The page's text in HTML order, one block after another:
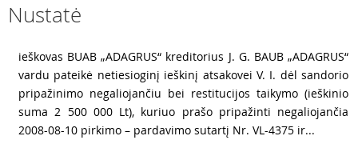
Nustatė
ieškovas BUAB „ADAGRUS“ kreditorius J. G. BAUB „ADAGRUS“
vardu pateikė netiesioginį ieškinį atsakovei V. I. dėl sandorio
pripažinimo negaliojančiu bei restitucijos taikymo (ieškinio
suma 2 500 000 Lt), kuriuo prašo pripažinti negaliojančia
2008-08-10 pirkimo – pardavimo sutartį Nr. VL-4375 ir...